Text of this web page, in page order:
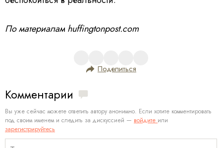
По материалам huffingtonpost.com
Поделиться
Комментарии
Вы уже сейчас можете ответить автору анонимно. Если хотите комментировать
под своим именем и следить за дискуссией — войдите или
зарегистрируйтесь